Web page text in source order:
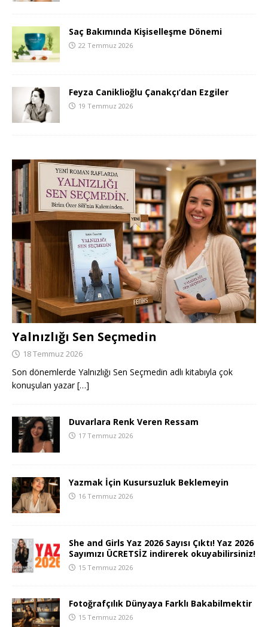
Saç Bakımında Kişiselleşme Dönemi
22 Temmuz 2026
Feyza Caniklioğlu Çanakçı’dan Ezgiler
19 Temmuz 2026
Yalnızlığı Sen Seçmedin
18 Temmuz 2026
Son dönemlerde Yalnızlığı Sen Seçmedin adlı kitabıyla çok
konuşulan yazar[…]
Duvarlara Renk Veren Ressam
17 Temmuz 2026
Yazmak İçin Kusursuzluk Beklemeyin
16 Temmuz 2026
She and Girls Yaz 2026 Sayısı Çıktı! Yaz 2026
Sayımızı ÜCRETSİZ indirerek okuyabilirsiniz!
15 Temmuz 2026
Fotoğrafçılık Dünyaya Farklı Bakabilmektir
15 Temmuz 2026